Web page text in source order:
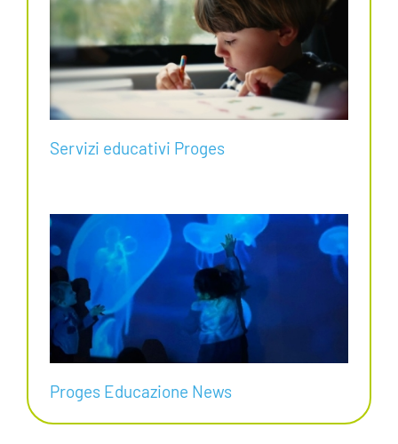
Servizi educativi Proges
Proges Educazione News